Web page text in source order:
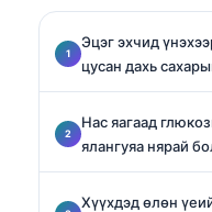
Эцэг эхчид
цусан дахь
Нас яагаад
ялангуяа нярай
Хүүхдэд өлөн